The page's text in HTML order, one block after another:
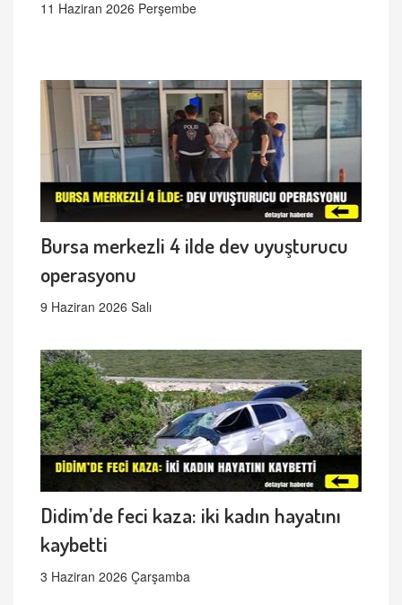
11 Haziran 2026 Perşembe
Bursa merkezli 4 ilde dev uyuşturucu
operasyonu
9 Haziran 2026 Salı
Didim’de feci kaza: iki kadın hayatını
kaybetti
3 Haziran 2026 Çarşamba